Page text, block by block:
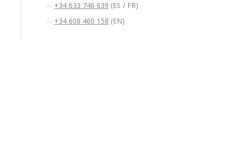
+34 633 746 639 (ES / FR)
+34 608 460 158 (EN)